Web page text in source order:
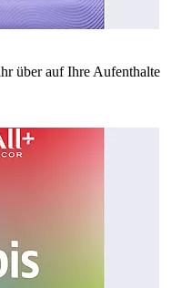
über auf Ihre Aufenthalte